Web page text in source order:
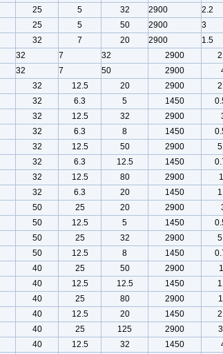
25 5 32 2900 2.2
25 5 50 2900 3
32 7 20 2900 1.5
32 7 32 2900
32 7 50 2900
32 12.5 20 2900
32 6.3 5 1450
32 12.5 32 2900
32 6.3 8 1450
32 12.5 50 2900
32 6.3 12.5 1450
32 12.5 80 2900
32 6.3 20 1450
50 25 20 2900
50 12.5 5 1450
50 25 32 2900
50 12.5 8 1450
40 25 50 2900
40 12.5 12.5 1450
40 25 80 2900
40 12.5 20 1450
40 25 125 2900
40 12.5 32 1450